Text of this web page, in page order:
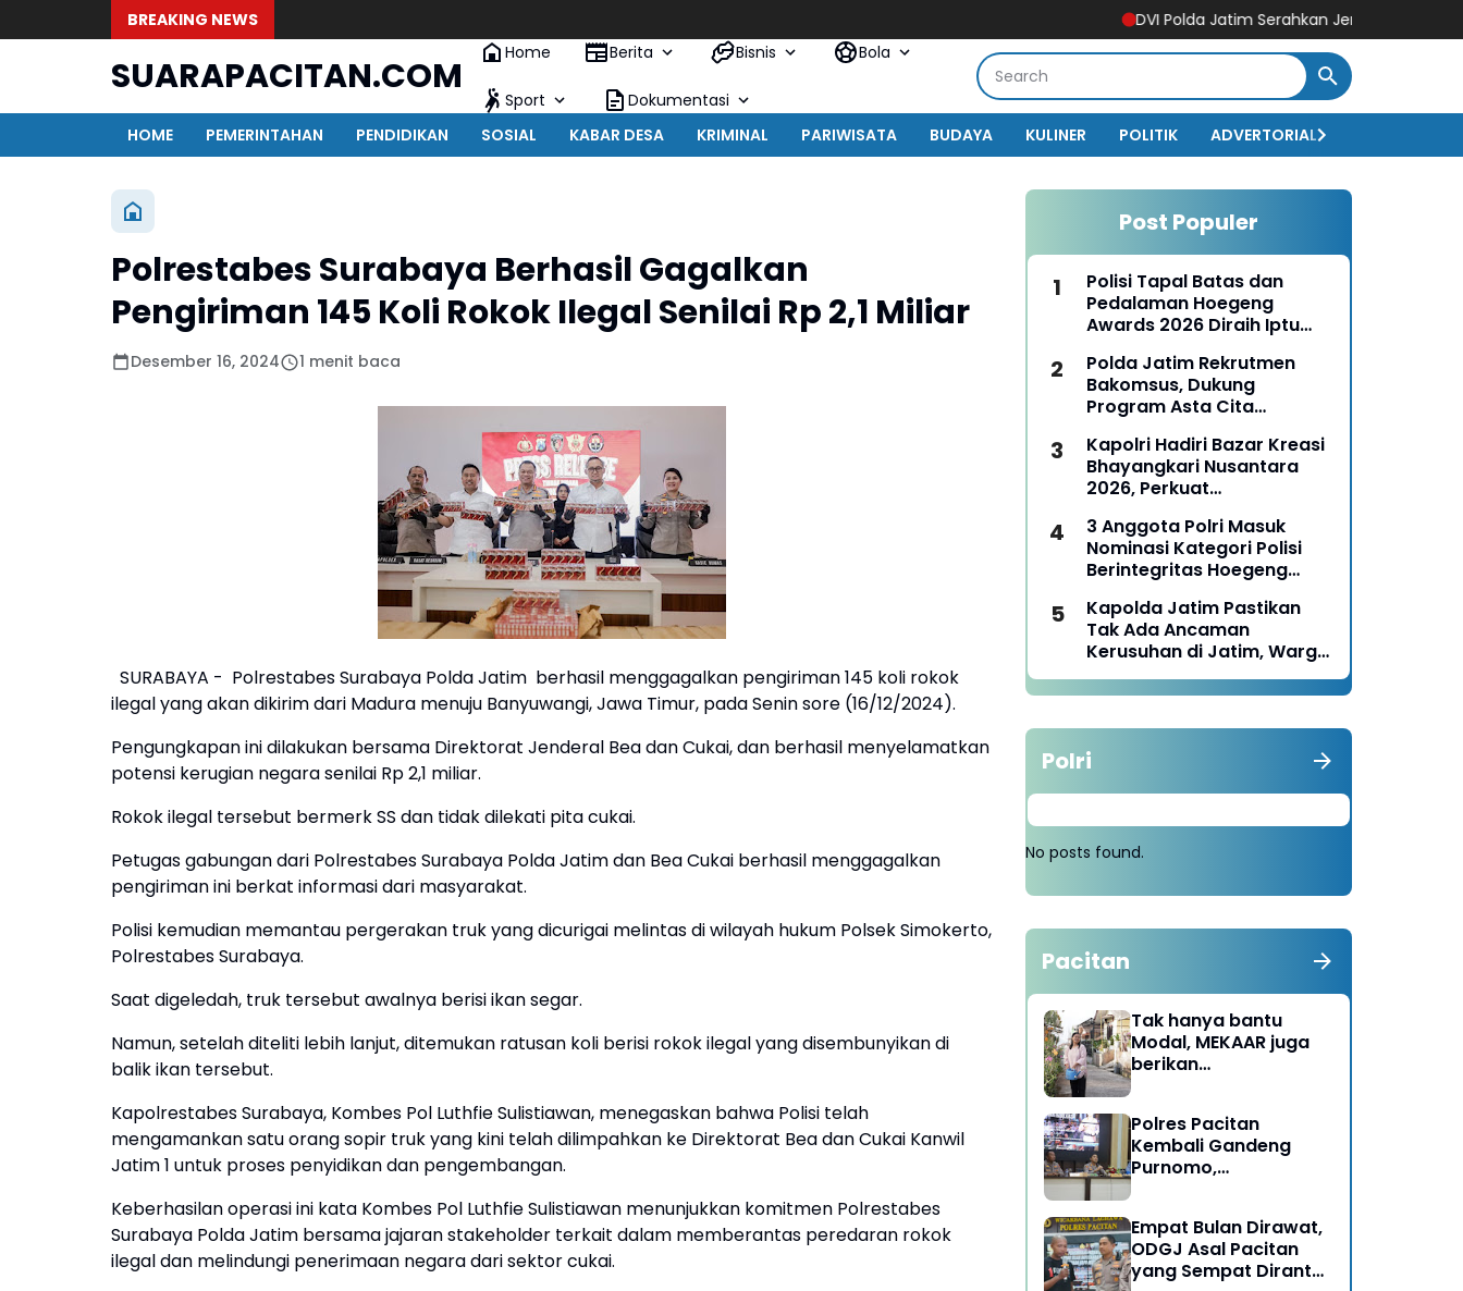
BREAKING NEWS DVI Polda Jatim Serahkan Jenazah Kelima Korban
SUARAPACITAN.COM
Home Berita Bisnis Bola
Sport
Dokumentasi
HOME
PEMERINTAHAN PENDIDIKAN SOSIAL KABAR DESA KRIMINAL PARIWISATA BUDAYA KULINER POLITIK ADVERTORIAL
Polrestabes Surabaya Berhasil Gagalkan
Pengiriman 145 Koli Rokok Ilegal Senilai Rp 2,1 Miliar
Desember 16, 2024 1 menit baca
SURABAYA - Polrestabes Surabaya Polda Jatim berhasil menggagalkan pengiriman 145 koli rokok
ilegal yang akan dikirim dari Madura menuju Banyuwangi, Jawa Timur, pada Senin sore (16/12/2024).
Pengungkapan ini dilakukan bersama Direktorat Jenderal Bea dan Cukai, dan berhasil menyelamatkan
potensi kerugian negara senilai Rp 2,1 miliar.
Rokok ilegal tersebut bermerk SS dan tidak dilekati pita cukai.
Petugas gabungan dari Polrestabes Surabaya Polda Jatim dan Bea Cukai berhasil menggagalkan
pengiriman ini berkat informasi dari masyarakat.
Polisi kemudian memantau pergerakan truk yang dicurigai melintas di wilayah hukum Polsek Simokerto,
Polrestabes Surabaya.
Saat digeledah, truk tersebut awalnya berisi ikan segar.
Namun, setelah diteliti lebih lanjut, ditemukan ratusan koli berisi rokok ilegal yang disembunyikan di
balik ikan tersebut.
Kapolrestabes Surabaya, Kombes Pol Luthfie Sulistiawan, menegaskan bahwa Polisi telah
mengamankan satu orang sopir truk yang kini telah dilimpahkan ke Direktorat Bea dan Cukai Kanwil
Jatim 1 untuk proses penyidikan dan pengembangan.
Keberhasilan operasi ini kata Kombes Pol Luthfie Sulistiawan menunjukkan komitmen Polrestabes
Surabaya Polda Jatim bersama jajaran stakeholder terkait dalam memberantas peredaran rokok
ilegal dan melindungi penerimaan negara dari sektor cukai.
Post Populer
Polisi Tapal Batas dan
Pedalaman Hoegeng
Awards 2026 Diraih Iptu
Pengabdian Humanis di
Nduga
Polda Jatim Rekrutmen
Bakomsus, Dukung
Program Asta Cita
Kapolri Hadiri Bazar Kreasi
Bhayangkari Nusantara
2026, Perkuat
Budaya Lokal
3 Anggota Polri Masuk
Nominasi Kategori Polisi
Berintegritas Hoegeng
Kapolda Jatim Pastikan
Tak Ada Ancaman
Kerusuhan di Jatim, Warga
Diminta Tak Percaya Hoaks
Polri
No posts found.
Pacitan
Tak hanya bantu
Modal, MEKAAR juga
berikan
Dapur Tetap Ngebul
Polres Pacitan
Kembali Gandeng
Purnomo,
Rehabilitasi
Empat Bulan Dirawat,
ODGJ Asal Pacitan
yang Sempat Dirantai